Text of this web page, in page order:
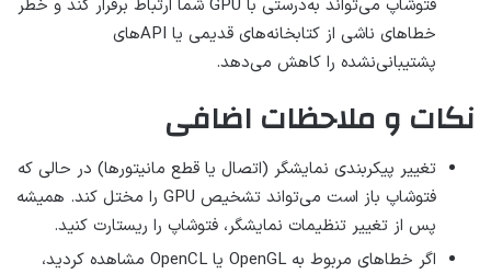
فتوشاپ می‌تواند به‌درستی با GPU شما ارتباط برقرار کند و خطر
خطاهای ناشی از کتابخانه‌های قدیمی یا APIهای
پشتیبانی‌نشده را کاهش می‌دهد.
نکات و ملاحظات اضافی
تغییر پیکربندی نمایشگر (اتصال یا قطع مانیتورها) در حالی که
فتوشاپ باز است می‌تواند تشخیص GPU را مختل کند. همیشه
پس از تغییر تنظیمات نمایشگر، فتوشاپ را ریستارت کنید.
اگر خطاهای مربوط به OpenGL یا OpenCL مشاهده کردید،